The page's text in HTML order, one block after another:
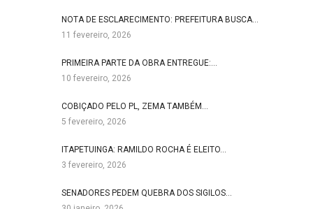
NOTA DE ESCLARECIMENTO: PREFEITURA BUSCA…
11 fevereiro, 2026
PRIMEIRA PARTE DA OBRA ENTREGUE:…
10 fevereiro, 2026
COBIÇADO PELO PL, ZEMA TAMBÉM…
5 fevereiro, 2026
ITAPETUINGA: RAMILDO ROCHA É ELEITO…
3 fevereiro, 2026
SENADORES PEDEM QUEBRA DOS SIGILOS…